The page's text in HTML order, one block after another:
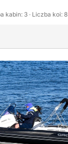
kabin: 3 · Liczba koi: 8